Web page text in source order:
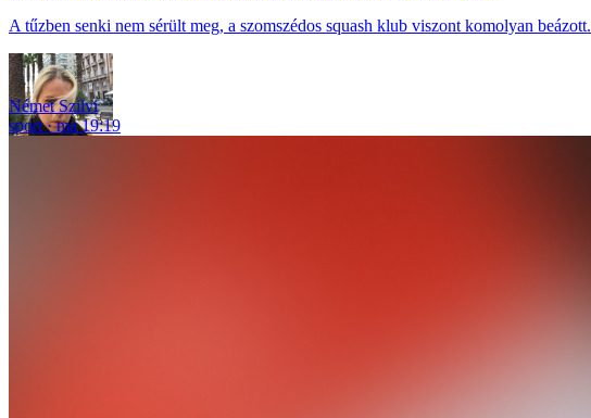
A tűzben senki nem sérült meg, a szomszédos squash klub viszont komolyan beázott.
Német Szilvi
sport
ma 19:19